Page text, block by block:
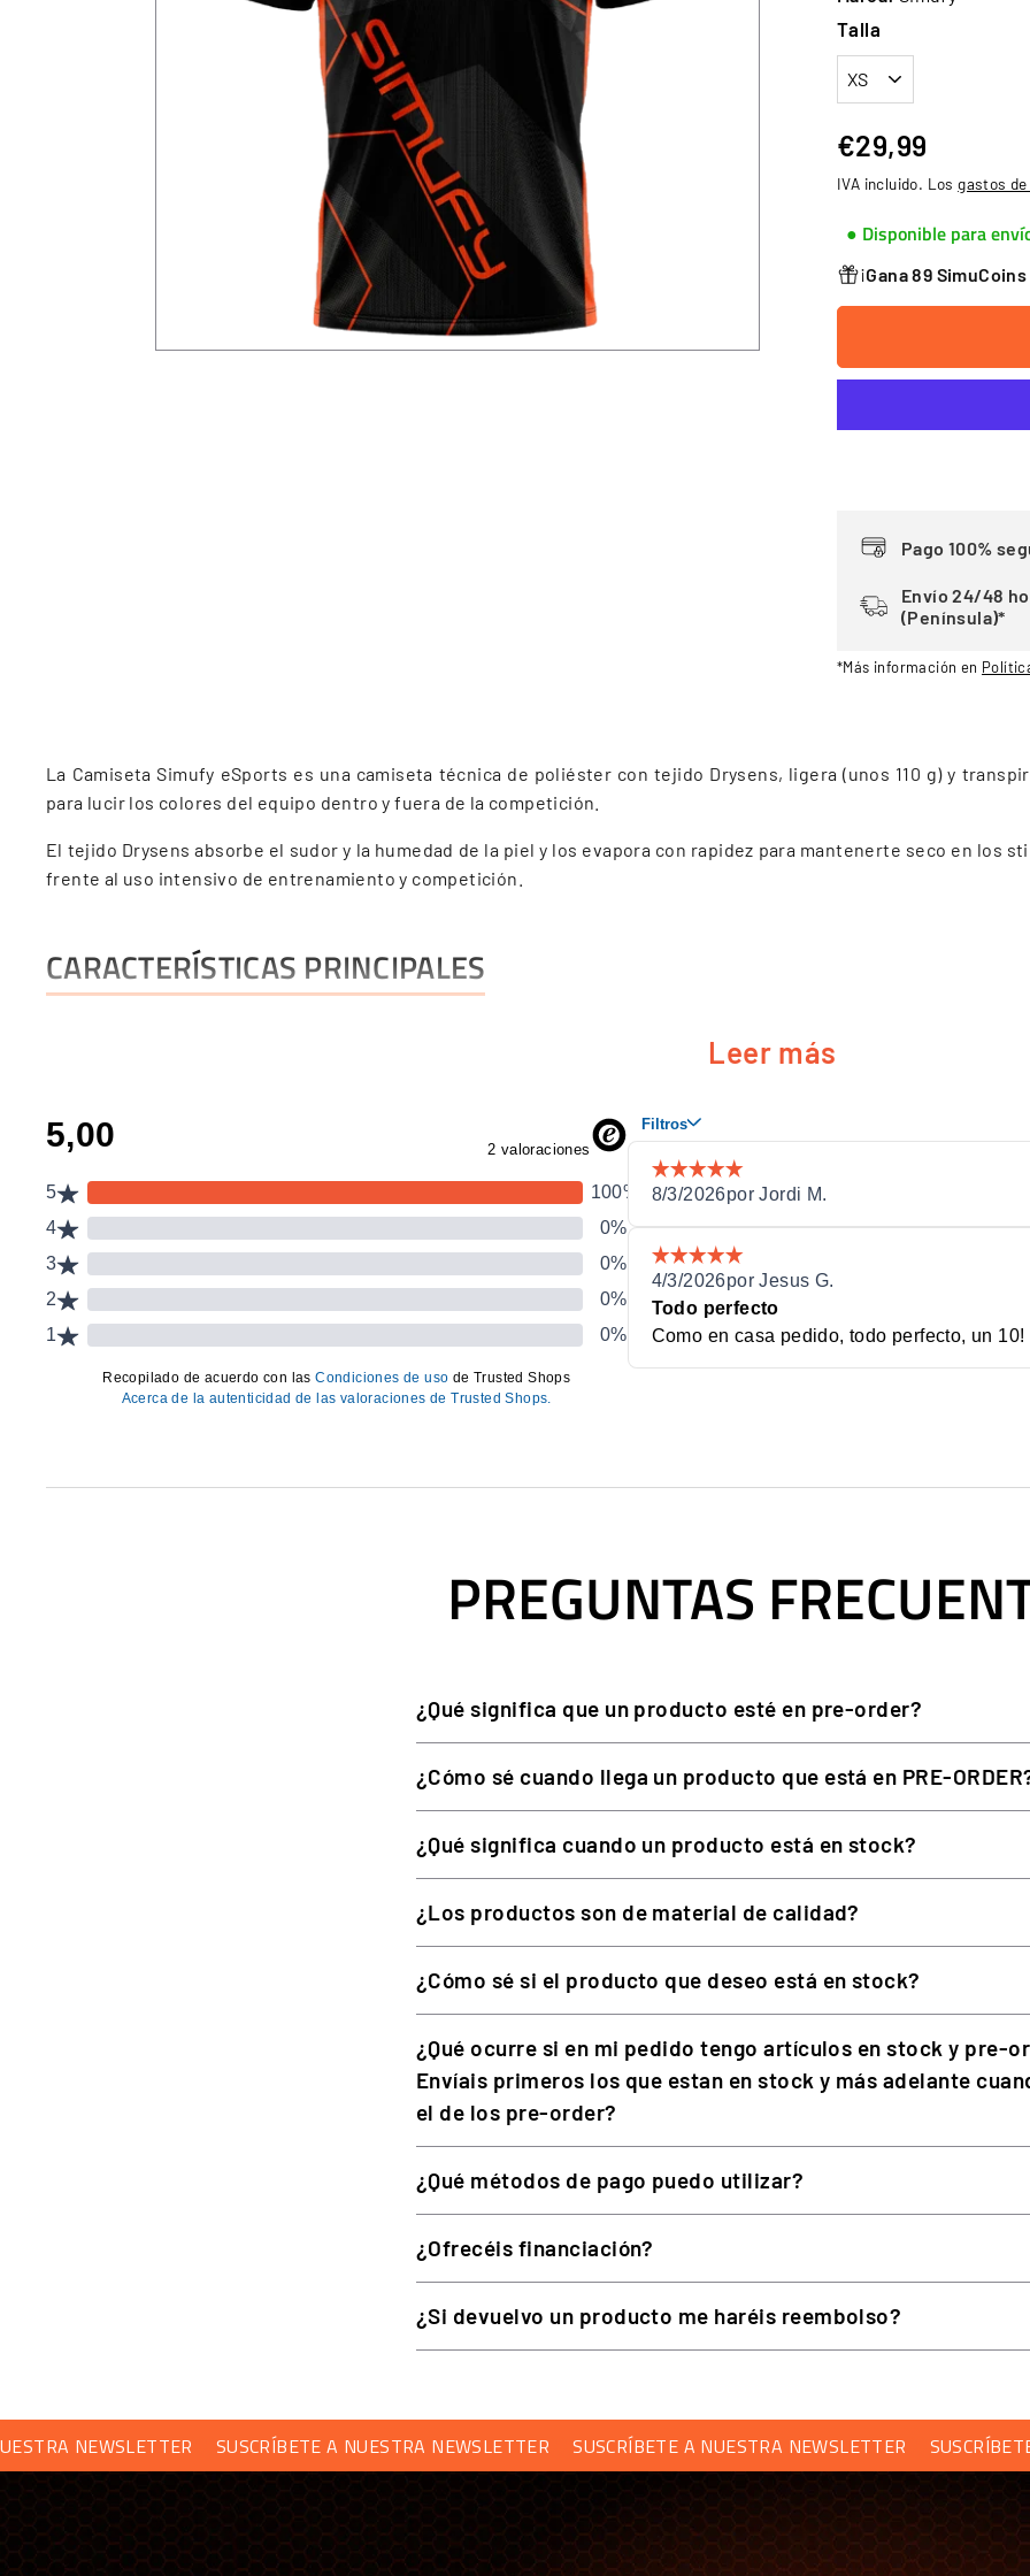
Talla
Precio
habitual
€29,99
IVA incluido. Losgastos de
● Disponible para
¡Gana 89 SimuCoins
Pago 100%
Envío 24/48
(Península)*
*Más información en
La Camiseta Simufy eSports es una camiseta técnica de poliéster con tejido Drysens, ligera (unos 110 g) y
para lucir los colores del equipo dentro y fuera de la competición.
El tejido Drysens absorbe el sudor y la humedad de la piel y los evapora con rapidez para mantenerte seco en los
frente al uso intensivo de entrenamiento y competición.
CARACTERÍSTICAS PRINCIPALES
Cuello redondo con ajuste cómodo.
Espalda ligeramente más larga que el delantero para más cobertura.
Corte ergonómico que se adapta a la silueta y reduce los roces.
Disponible de la talla XS a la 4XL.
ESPECIFICACIONES TÉCNICAS
Redondo
Corta
Disponible de la XS a la 4XL. Consulta la guía de tallas para acertar con la tuya; si estás entre dos, elige la mayor.
¿De qué material es la camiseta Simufy eSports?
¿Ayuda a mantenerse seco en sesiones largas?
Leer más
PREGUNTAS
¿Qué significa que un producto esté en pre-order?
¿Cómo sé cuando llega un producto que está en PRE-
¿Qué significa cuando un producto está en stock?
¿Los productos son de material de calidad?
¿Cómo sé si el producto que deseo está en stock?
¿Qué ocurre si en mi pedido tengo artículos en stock y pre-
Envíais primeros los que estan en stock y más adelante
el de los pre-order?
¿Qué métodos de pago puedo utilizar?
¿Ofrecéis financiación?
¿Si devuelvo un producto me haréis reembolso?
NEWSLETTER SUSCRÍBETE A NUESTRA NEWSLETTER SUSCRÍBETE A NUESTRA NEWSLETTER SUSCRÍBETE A